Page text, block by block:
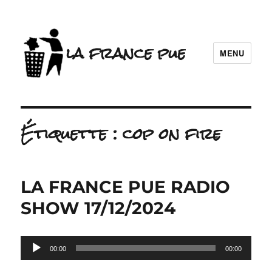
la france pue MENU
Étiquette :cop on fire
LA FRANCE PUE RADIO
SHOW 17/12/2024
Lecteur
audio
00:00 00:00